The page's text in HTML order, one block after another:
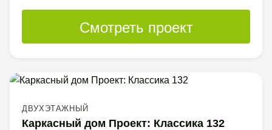
Смотреть проект
ДВУХЭТАЖНЫЙ
Каркасный дом Проект: Классика 132